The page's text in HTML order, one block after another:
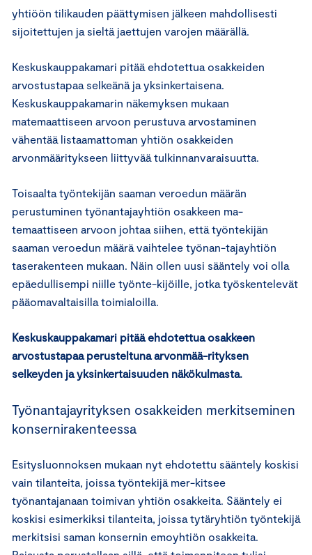
yhtiöön tilikauden päättymisen jälkeen mahdollisesti
sijoitettujen ja sieltä jaettujen varojen määrällä.
Keskuskauppakamari pitää ehdotettua osakkeiden
arvostustapaa selkeänä ja yksinkertaisena.
Keskuskauppakamarin näkemyksen mukaan
matemaattiseen arvoon perustuva arvostaminen
vähentää listaamattoman yhtiön osakkeiden
arvonmääritykseen liittyvää tulkinnanvaraisuutta.
Toisaalta työntekijän saaman veroedun määrän
perustuminen työnantajayhtiön osakkeen ma-
temaattiseen arvoon johtaa siihen, että työntekijän
saaman veroedun määrä vaihtelee työnan-tajayhtiön
taserakenteen mukaan. Näin ollen uusi sääntely voi olla
epäedullisempi niille työnte-kijöille, jotka työskentelevät
pääomavaltaisilla toimialoilla.
Keskuskauppakamari pitää ehdotettua osakkeen
arvostustapaa perusteltuna arvonmää-rityksen
selkeyden ja yksinkertaisuuden näkökulmasta.
Työnantajayrityksen osakkeiden merkitseminen
konsernirakenteessa
Esitysluonnoksen mukaan nyt ehdotettu sääntely koskisi
vain tilanteita, joissa työntekijä mer-kitsee
työnantajanaan toimivan yhtiön osakkeita. Sääntely ei
koskisi esimerkiksi tilanteita, joissa tytäryhtiön työntekijä
merkitsisi saman konsernin emoyhtiön osakkeita.